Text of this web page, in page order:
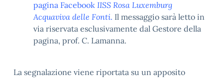
pagina Facebook IISS Rosa Luxemburg
Acquaviva delle Fonti. Il messaggio sarà letto in
via riservata esclusivamente dal Gestore della
pagina, prof. C. Lamanna.
La segnalazione viene riportata su un apposito